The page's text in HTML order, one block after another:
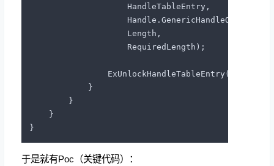
                    HandleTableEntry,
                    Handle.GenericHandleOverlay,
                    Length,
                    RequiredLength);
            }
        }
    }
于是就有Poc（关键代码）：